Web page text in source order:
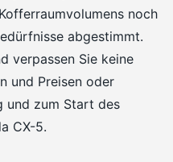
noch
abgestimmt.
verpassen Sie keine
und Preisen oder
und zum Start des
CX-5.